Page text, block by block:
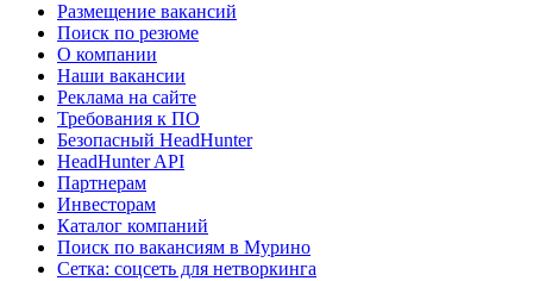
Размещение вакансий
Поиск по резюме
О компании
Наши вакансии
Реклама на сайте
Требования к ПО
Безопасный HeadHunter
HeadHunter API
Партнерам
Инвесторам
Каталог компаний
Поиск по вакансиям в Мурино
Сетка: соцсеть для нетворкинга